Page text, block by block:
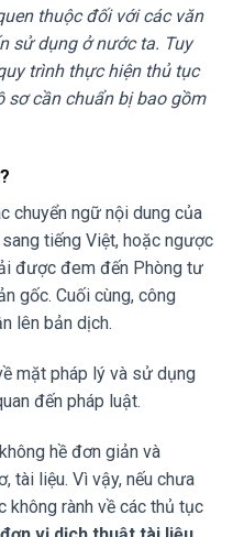
thuộc đối với các văn
sử dụng ở nước ta. Tuy
trình thực hiện thủ tục
sơ cần chuẩn bị bao gồm
chuyển ngữ nội dung của
tiếng Việt, hoặc ngược
được đem đến Phòng tư
gốc. Cuối cùng, công
lên bản dịch.
mặt pháp lý và sử dụng
đến pháp luật.
không hề đơn giản và
tài liệu. Vì vậy, nếu chưa
không rành về các thủ tục